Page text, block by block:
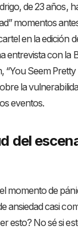
de 23 años,
momentos
en la edición
entrevista con la
Seem Pretty
la
eventos.
del
momento de
ansiedad casi
esto? No sé si